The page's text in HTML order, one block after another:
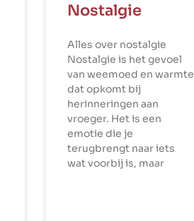
Nostalgie
Alles over nostalgie
Nostalgie is het gevoel
van weemoed en warmte
dat opkomt bij
herinneringen aan
vroeger. Het is een
emotie die je
terugbrengt naar iets
wat voorbij is, maar